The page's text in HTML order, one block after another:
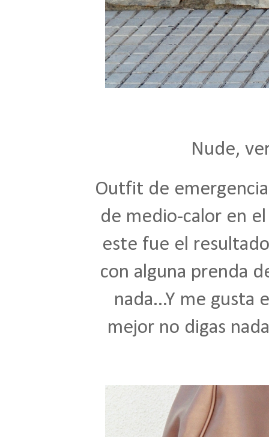
Nude,
Outfit de
de medio-calor en
este fue el
con alguna prenda
nada...Y me gusta
mejor no digas